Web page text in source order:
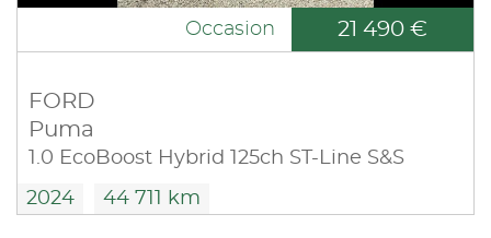
Occasion 21 490 €
FORD
Puma
1.0 EcoBoost Hybrid 125ch ST-Line S&S
2024 44 711 km